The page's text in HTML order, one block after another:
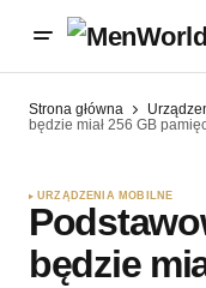
Strona główna
będzie miał 256 GB
URZĄDZENIA MOBILNE
będzie